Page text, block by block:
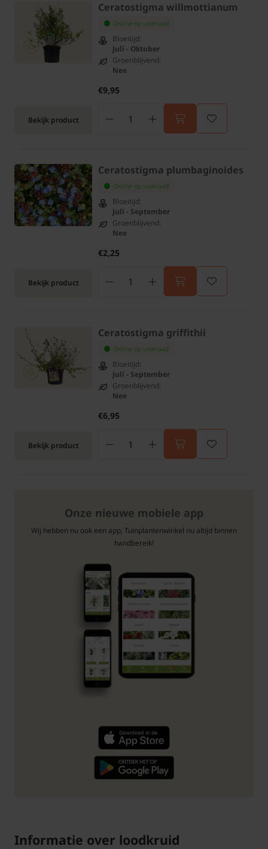
Bekijk product
Ceratostigma willmottianum
Online op voorraad
Bloeitijd:
Juli - Oktober
Groenblijvend:
Nee
€9,95
Bekijk product
Ceratostigma plumbaginoides
Online op voorraad
Bloeitijd:
Juli - September
Groenblijvend:
Nee
€2,25
Bekijk product
Ceratostigma griffithii
Online op voorraad
Bloeitijd:
Juli - September
Groenblijvend:
Nee
€6,95
Onze nieuwe mobiele app
Wij hebben nu ook een app, Tuinplantenwinkel nu altijd binnen
handbereik!
Informatie over loodkruid